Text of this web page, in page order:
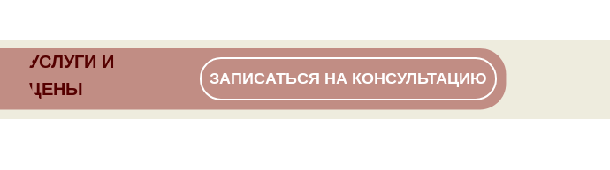
УСЛУГИ И
ЦЕНЫ
ЗАПИСАТЬСЯ НА КОНСУЛЬТАЦИЮ